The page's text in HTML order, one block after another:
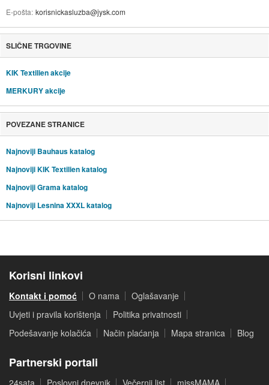
E-pošta korisnickasluzba@jysk.com
SLIČNE TRGOVINE
KIK Textilien akcije
MERKURY akcije
POVEZANE STRANICE
Najnoviji Bauhaus katalog
Najnoviji KIK Textilien katalog
Najnoviji Grama katalog
Najnoviji Lesnina XXXL katalog
Korisni linkovi
Kontakt i pomoć O nama
Oglašavanje
Uvjeti i pravila korištenja
Politika privatnosti
Podešavanje kolačića
Način plaćanja Mapa stranica Blog
Partnerski portali
24sata Poslovni dnevnik Večernji list missMAMA